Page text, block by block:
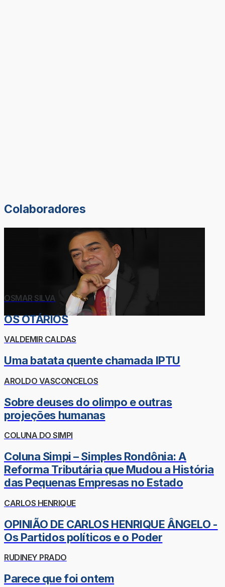
Colaboradores
OSMAR SILVA
OS OTÁRIOS
VALDEMIR CALDAS
Uma batata quente chamada IPTU
AROLDO VASCONCELOS
Sobre deuses do olimpo e outras
projeções humanas
COLUNA DO SIMPI
Coluna Simpi – Simples Rondônia: A
Reforma Tributária que Mudou a História
das Pequenas Empresas no Estado
CARLOS HENRIQUE
OPINIÃO DE CARLOS HENRIQUE ÂNGELO -
Os Partidos políticos e o Poder
RUDINEY PRADO
Parece que foi ontem